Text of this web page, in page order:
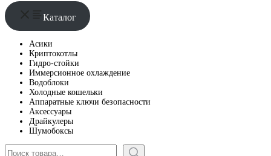
Каталог
Асики
Криптокотлы
Гидро-стойки
Иммерсионное охлаждение
Водоблоки
Холодные кошельки
Аппаратные ключи безопасности
Аксессуары
Драйкулеры
Шумобоксы
Поиск